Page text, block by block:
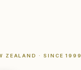
ZEALAND · SINCE 1999